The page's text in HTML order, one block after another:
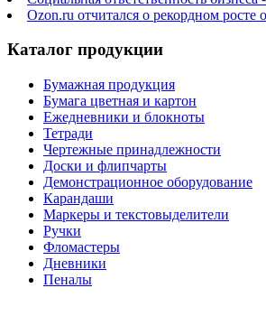
Ozon.ru отчитался о рекордном росте
Каталог продукции
Бумажная продукция
Бумага цветная и картон
Ежедневники и блокноты
Тетради
Чертежные принадлежности
Доски и флипчарты
Демонстрационное оборудование
Карандаши
Маркеры и текстовыделители
Ручки
Фломастеры
Дневники
Пеналы